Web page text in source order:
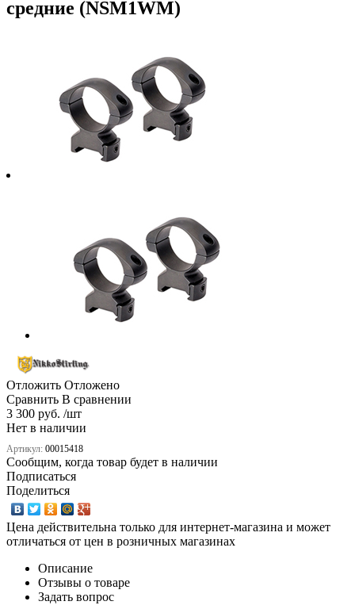
средние (NSM1WM)
Отложить Отложено
Сравнить В сравнении
3 300 руб. /шт
Нет в наличии
Артикул: 00015418
Сообщим, когда товар будет в наличии
Подписаться
Поделиться
Цена действительна только для интернет-магазина и может
отличаться от цен в розничных магазинах
Описание
Отзывы о товаре
Задать вопрос